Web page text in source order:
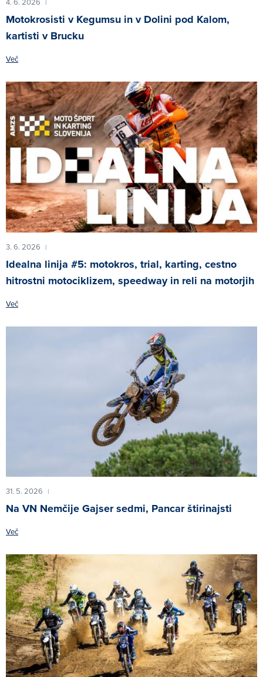
Motokrosisti v Kegumsu in v Dolini pod Kalom,
kartisti v Brucku
Več
3. 6. 2026 |
Idealna linija #5: motokros, trial, karting, cestno
hitrostni motociklizem, speedway in reli na motorjih
Več
31. 5. 2026 |
Na VN Nemčije Gajser sedmi, Pancar štirinajsti
Več